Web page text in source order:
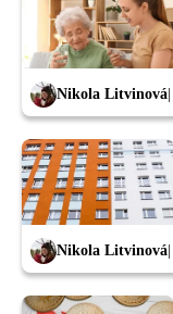
Nikola Litvinová
Nikola Litvinová